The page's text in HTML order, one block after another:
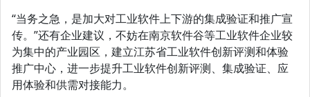
“当务之急，是加大对工业软件上下游的集成验证和推广宣
传。”还有企业建议，不妨在南京软件谷等工业软件企业较
为集中的产业园区，建立江苏省工业软件创新评测和体验
推广中心，进一步提升工业软件创新评测、集成验证、应
用体验和供需对接能力。